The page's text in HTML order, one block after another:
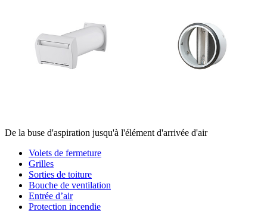
De la buse d'aspiration jusqu'à l'élément d'arrivée d'air
Volets de fermeture
Grilles
Sorties de toiture
Bouche de ventilation
Entrée d’air
Protection incendie